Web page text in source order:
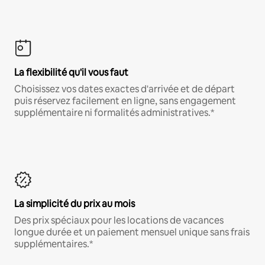
La flexibilité qu'il vous faut
Choisissez vos dates exactes d'arrivée et de départ
puis réservez facilement en ligne, sans engagement
supplémentaire ni formalités administratives.*
La simplicité du prix au mois
Des prix spéciaux pour les locations de vacances
longue durée et un paiement mensuel unique sans frais
supplémentaires.*